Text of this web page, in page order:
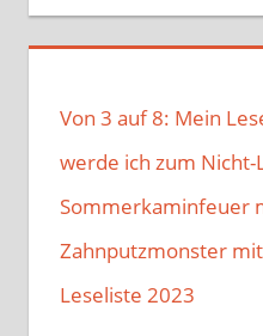
Von 3 auf 8: Mein
werde ich zum Nicht-
Sommerkaminfeuer
Zahnputzmonster
Leseliste 2023